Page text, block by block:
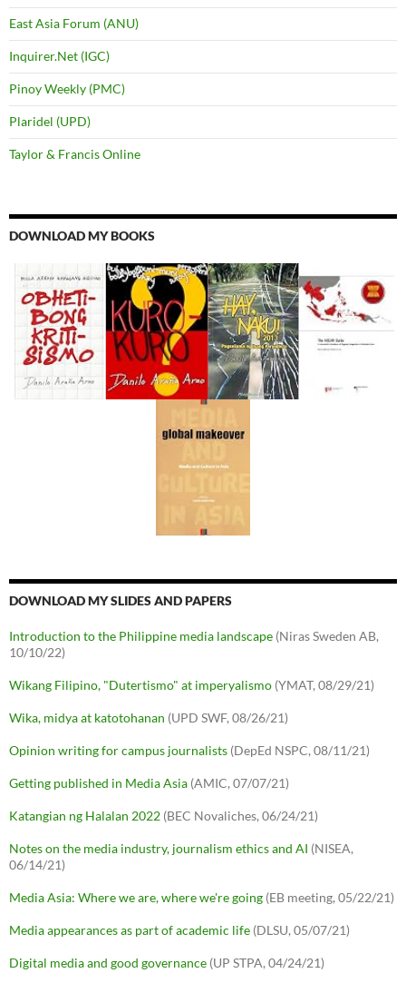
East Asia Forum (ANU)
Inquirer.Net (IGC)
Pinoy Weekly (PMC)
Plaridel (UPD)
Taylor & Francis Online
DOWNLOAD MY BOOKS
DOWNLOAD MY SLIDES AND PAPERS
Introduction to the Philippine media landscape (Niras Sweden AB,
10/10/22)
Wikang Filipino, "Dutertismo" at imperyalismo (YMAT, 08/29/21)
Wika, midya at katotohanan (UPD SWF, 08/26/21)
Opinion writing for campus journalists (DepEd NSPC, 08/11/21)
Getting published in Media Asia (AMIC, 07/07/21)
Katangian ng Halalan 2022 (BEC Novaliches, 06/24/21)
Notes on the media industry, journalism ethics and AI (NISEA,
06/14/21)
Media Asia: Where we are, where we're going (EB meeting, 05/22/21)
Media appearances as part of academic life (DLSU, 05/07/21)
Digital media and good governance (UP STPA, 04/24/21)